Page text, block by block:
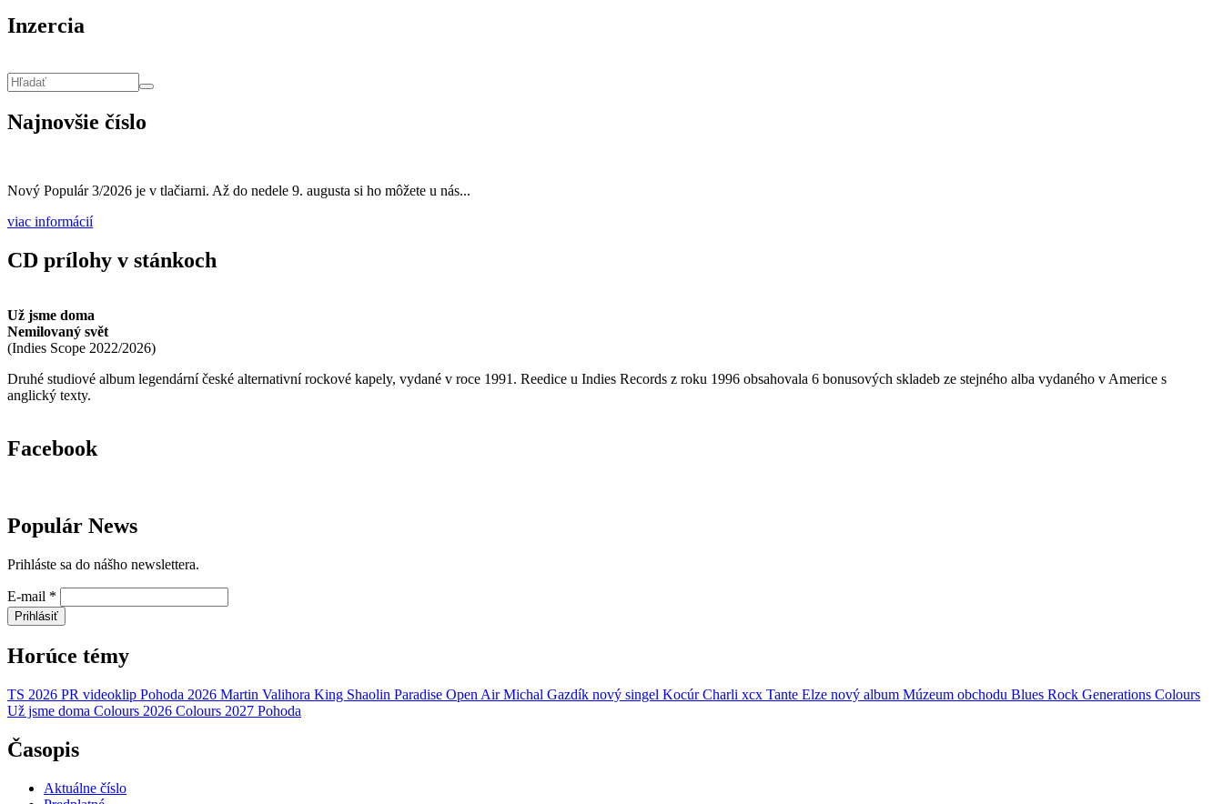
Inzercia
Najnovšie číslo
Nový Populár 3/2026 je v tlačiarni. Až do nedele 9. augusta si ho môžete u nás...
viac informácií
CD prílohy v stánkoch
Už jsme doma
Nemilovaný svět
(Indies Scope 2022/2026)
Druhé studiové album legendární české alternativní rockové kapely, vydané v roce 1991. Reedice u Indies Records z roku 1996 obsahovala 6 bonusových skladeb ze stejného alba vydaného v Americe s
anglický texty.
Facebook
Populár News
Prihláste sa do nášho newslettera.
E-mail *
Prihlásiť
Horúce témy
TS 2026 PR videoklip Pohoda 2026 Martin Valihora King Shaolin Paradise Open Air Michal Gazdík nový singel Kocúr Charli xcx Tante Elze nový album Múzeum obchodu Blues Rock Generations Colours
Už jsme doma Colours 2026 Colours 2027 Pohoda
Časopis
Aktuálne číslo